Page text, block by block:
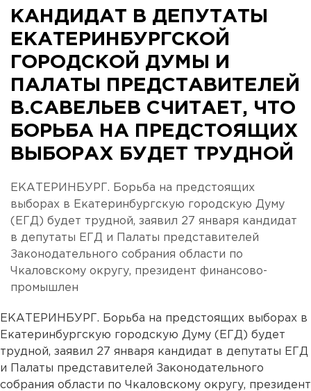
КАНДИДАТ В ДЕПУТАТЫ
ЕКАТЕРИНБУРГСКОЙ
ГОРОДСКОЙ ДУМЫ И
ПАЛАТЫ ПРЕДСТАВИТЕЛЕЙ
В.САВЕЛЬЕВ СЧИТАЕТ, ЧТО
БОРЬБА НА ПРЕДСТОЯЩИХ
ВЫБОРАХ БУДЕТ ТРУДНОЙ
ЕКАТЕРИНБУРГ. Борьба на предстоящих
выборах в Екатеринбургскую городскую Думу
(ЕГД) будет трудной, заявил 27 января кандидат
в депутаты ЕГД и Палаты представителей
Законодательного собрания области по
Чкаловскому округу, президент финансово-
промышлен
ЕКАТЕРИНБУРГ. Борьба на предстоящих выборах в
Екатеринбургскую городскую Думу (ЕГД) будет
трудной, заявил 27 января кандидат в депутаты ЕГД
и Палаты представителей Законодательного
собрания области по Чкаловскому округу, президент